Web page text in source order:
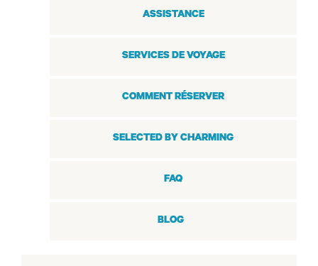
ASSISTANCE
SERVICES DE VOYAGE
COMMENT RÉSERVER
SELECTED BY CHARMING
FAQ
BLOG